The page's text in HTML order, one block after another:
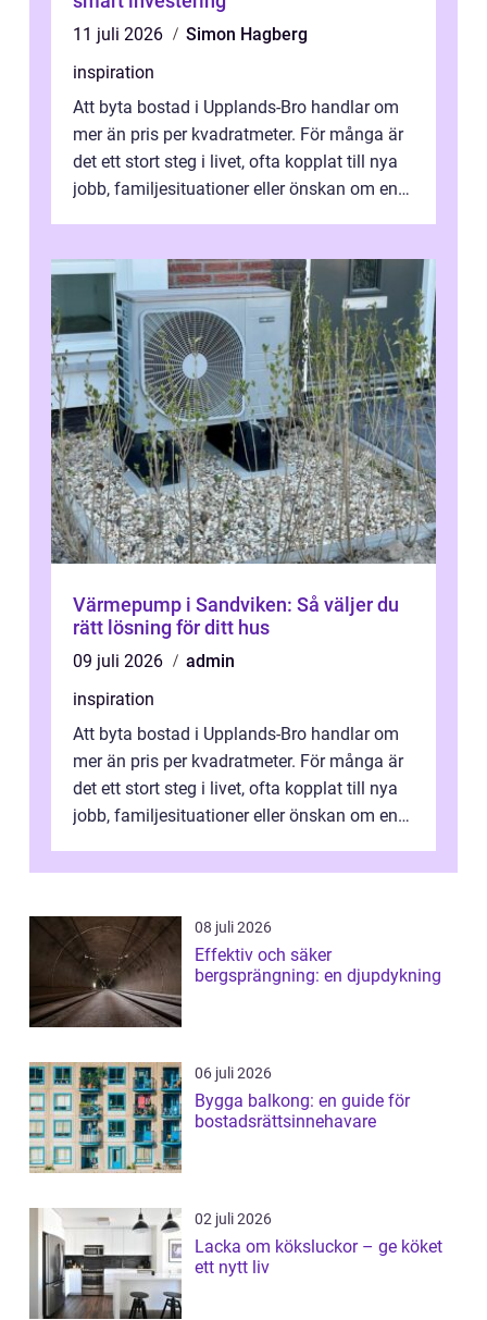
11 juli 2026
Simon Hagberg
inspiration
Att byta bostad i Upplands-Bro handlar om
mer än pris per kvadratmeter. För många är
det ett stort steg i livet, ofta kopplat till nya
jobb, familjesituationer eller önskan om en
Värmepump i Sandviken: Så väljer du
rätt lösning för ditt hus
09 juli 2026
admin
inspiration
Att byta bostad i Upplands-Bro handlar om
mer än pris per kvadratmeter. För många är
det ett stort steg i livet, ofta kopplat till nya
jobb, familjesituationer eller önskan om en
08 juli 2026
Effektiv och säker
bergsprängning: en djupdykning
06 juli 2026
Bygga balkong: en guide för
bostadsrättsinnehavare
02 juli 2026
Lacka om köksluckor – ge köket
ett nytt liv